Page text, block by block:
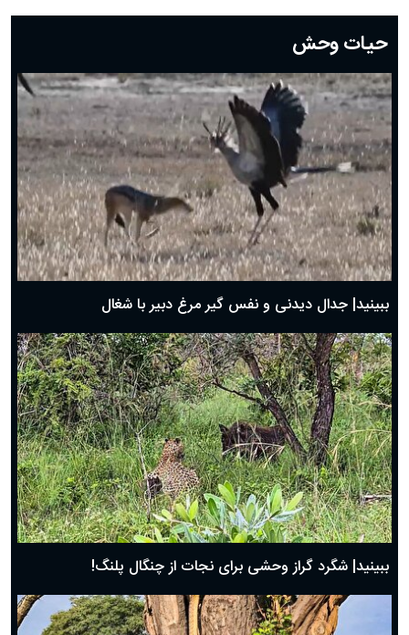
دعای روز بیستم ماه رمضان؛ ۱۹ اسفند ۱۴۰۴
دعای روز هشتم ماه مبارک رمضان؛ ۷ اسفند ماه ۱۴۰۴
دعای روز هفتم ماه رمضان؛ ۶ اسفند ۱۴۰۴
دعای روز ششم ماه رمضان؛ ۵ اسفند ۱۴۰۴
دعای روز پنجم ماه رمضان؛ ۴ اسفند ۱۴۰۴
دعای روز چهارم ماه مبارک رمضان؛ ۳ اسفند ۱۴۰۴
دعای روز سوم ماه مبارک رمضان؛ ۱۴ اسفند ۱۴۰۴
دعای روز دوم ماه مبارک رمضان ۱ اسفند ماه ۱۴۰۴
دعای روز اول ماه مبارک رمضان، ۳۰ بهمن ۱۴۰۴
حضرت زینب(س) چگونه از دنیا رفت؟
بهترین پیامک تبریک روز پدر ۱۴۰۴؛ جملات زیبا و صمیمانه
حیات وحش
ببینید| جدال دیدنی و نفس گیر مرغ دبیر با شغال
ببینید| شگرد گراز وحشی برای نجات از چنگال پلنگ!